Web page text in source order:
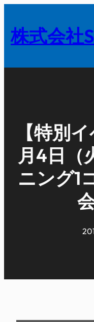
を
キ
株式会社
【特別
月4日（
ニング1